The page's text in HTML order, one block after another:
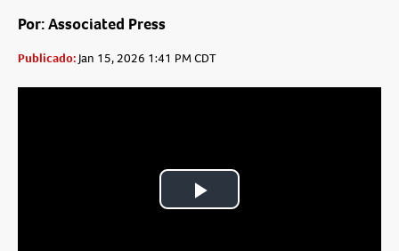
Por: Associated Press
Publicado:Jan 15, 2026 1:41 PM CDT
Play